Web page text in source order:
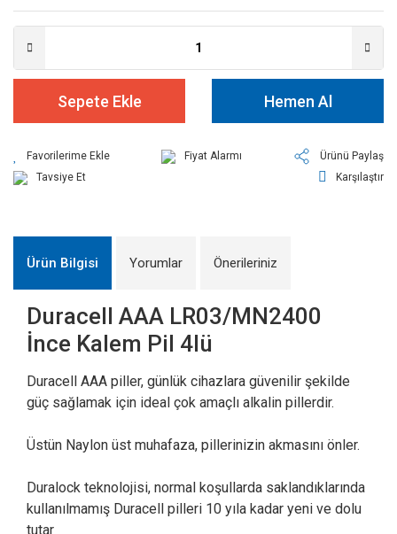
Sepete Ekle Hemen Al
Fiyat Alarmı
Ürünü Paylaş
Tavsiye Et
Karşılaştır
Ürün Bilgisi Yorumlar Önerileriniz
Duracell AAA LR03/MN2400
İnce Kalem Pil 4lü
Duracell AAA piller, günlük cihazlara güvenilir şekilde
güç sağlamak için ideal çok amaçlı alkalin pillerdir.
Üstün Naylon üst muhafaza, pillerinizin akmasını önler.
Duralock teknolojisi, normal koşullarda saklandıklarında
kullanılmamış Duracell pilleri 10 yıla kadar yeni ve dolu
tutar